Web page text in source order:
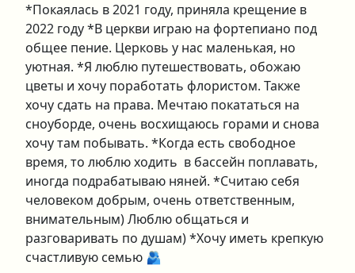
*Покаялась в 2021 году, приняла крещение в
2022 году *В церкви играю на фортепиано под
общее пение. Церковь у нас маленькая, но
уютная. *Я люблю путешествовать, обожаю
цветы и хочу поработать флористом. Также
хочу сдать на права. Мечтаю покататься на
сноуборде, очень восхищаюсь горами и снова
хочу там побывать. *Когда есть свободное
время, то люблю ходить в бассейн поплавать,
иногда подрабатываю няней. *Считаю себя
человеком добрым, очень ответственным,
внимательным) Люблю общаться и
разговаривать по душам) *Хочу иметь крепкую
счастливую семью 🫂